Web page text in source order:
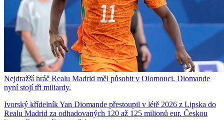
Nejdražší hráč Realu Madrid měl působit v Olomouci. Diomande
nyní stojí tři miliardy.
Ivorský křídelník Yan Diomande přestoupil v létě 2026 z Lipska do
Realu Madrid za odhadovaných 120 až 125 milionů eur. Českou